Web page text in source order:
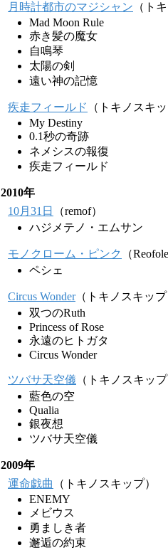
月時計都市のマジシャン （ト
Mad Moon Rule
赤き髪の魔女
自鳴琴
太陽の剣
遠い神の記憶
疾走フィールド
（トキノスキッ
My Destiny
0.1秒の奇跡
ネメシスの報復
疾走フィールド
2010年
10月31日
（remof）
ハジメテノ・エムサン
モノクローム・ピンク
（Reofole
ペシェ
Circus Wonder（トキノスキップ
双つのRuth
Princess of Rose
永遠のヒトガタ
Circus Wonder
ツバサ天空儀 （トキノスキップ
藍色の空
Qualia
銀夜想
ツバサ天空儀
2009年
運命戯曲
（トキノスキップ）
ENEMY
メビウス
勇ましき者
邂逅の約束